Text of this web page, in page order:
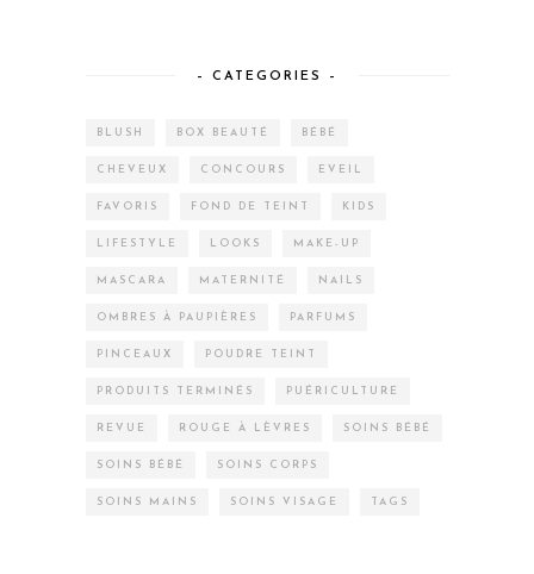
– CATEGORIES –
BLUSH BOX BEAUTÉ BÉBÉ
CHEVEUX CONCOURS EVEIL
FAVORIS FOND DE TEINT KIDS
LIFESTYLE LOOKS MAKE-UP
MASCARA MATERNITÉ NAILS
OMBRES À PAUPIÈRES PARFUMS
PINCEAUX POUDRE TEINT
PRODUITS TERMINÉS PUÉRICULTURE
REVUE ROUGE À LÈVRES SOINS BÉBÉ
SOINS BÉBÉ SOINS CORPS
SOINS MAINS SOINS VISAGE TAGS